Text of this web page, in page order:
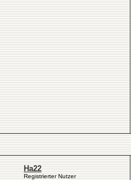
Ha22
Registrierter Nutzer